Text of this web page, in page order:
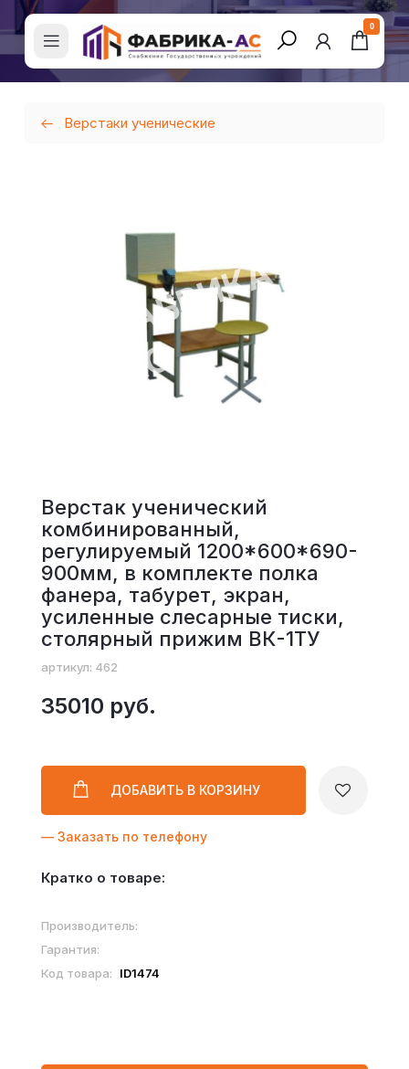
0
Верстаки ученические
Верстак ученический
комбинированный,
регулируемый 1200*600*690-
900мм, в комплекте полка
фанера, табурет, экран,
усиленные слесарные тиски,
столярный прижим ВК-1ТУ
артикул: 462
35010 руб.
ДОБАВИТЬ В КОРЗИНУ
— Заказать по телефону
Кратко о товаре:
Производитель:
Гарантия:
Код товара:
ID1474